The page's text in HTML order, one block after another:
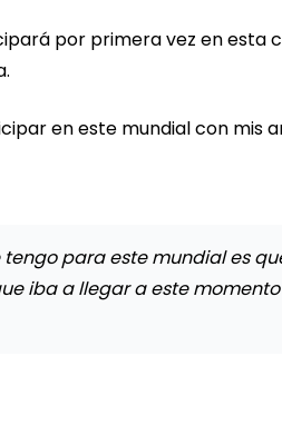
por primera vez en esta
en este mundial con mis
para este mundial es
iba a llegar a este